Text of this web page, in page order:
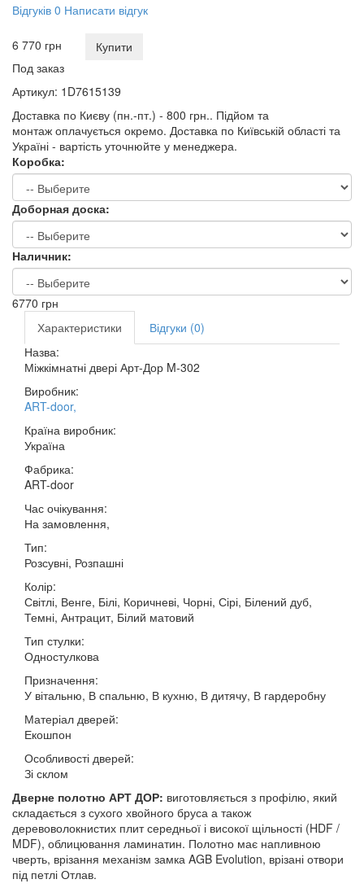
Відгуків 0 Написати відгук
6 770 грн
Купити
Под заказ
Артикул: 1D7615139
Доставка по Києву (пн.-пт.) - 800 грн.. Підйом та
монтаж оплачується окремо. Доставка по Київській області та
Україні - вартість уточнюйте у менеджера.
Коробка:
Доборная доска:
Наличник:
6770 грн
Характеристики
Відгуки (0)
Назва:
Міжкімнатні двері Арт-Дор M-302
Виробник:
ART-door,
Країна виробник:
Україна
Фабрика:
ART-door
Час очікування:
На замовлення,
Тип:
Розсувні, Розпашні
Колір:
Світлі, Венге, Білі, Коричневі, Чорні, Сірі, Білений дуб,
Темні, Антрацит, Білий матовий
Тип стулки:
Одностулкова
Призначення:
У вітальню, В спальню, В кухню, В дитячу, В гардеробну
Матеріал дверей:
Екошпон
Особливості дверей:
Зі склом
Дверне полотно АРТ ДОР: виготовляється з профілю, який
складається з сухого хвойного бруса а також
деревоволокнистих плит середньої і високої щільності (HDF /
MDF), облицювання ламинатин. Полотно має напливною
чверть, врізання механізм замка AGB Evolution, врізані отвори
під петлі Отлав.